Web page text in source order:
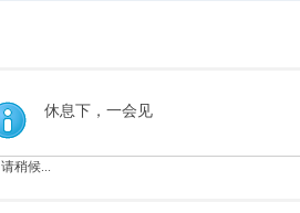
休息下，一会见
请稍候...